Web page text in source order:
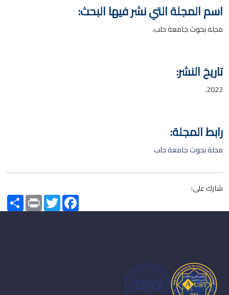
اسم المجلة التي نشر فيها البحث:
مجلة بحوث جامعة حلب.
تاريخ النشر:
2022.
رابط المجلة:
مجلة بحوث جامعة حلب
شارك على:
Share PrintTwitterFacebook